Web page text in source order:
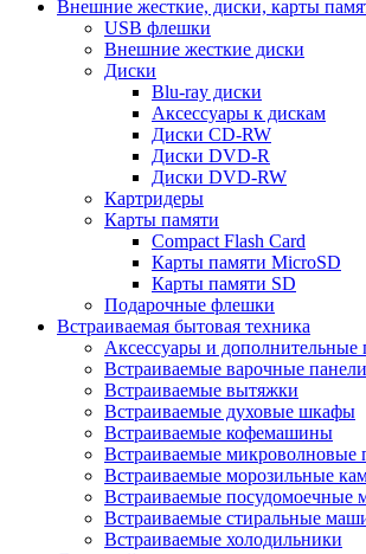
Внешние жесткие, диски, карты
USB флешки
Внешние жесткие диски
Диски
Blu-ray диски
Аксессуары к дискам
Диски CD-RW
Диски DVD-R
Диски DVD-RW
Картридеры
Карты памяти
Compact Flash Card
Карты памяти MicroSD
Карты памяти SD
Подарочные флешки
Встраиваемая бытовая техника
Аксессуары и дополнительные
Встраиваемые варочные панели
Встраиваемые вытяжки
Встраиваемые духовые шкафы
Встраиваемые кофемашины
Встраиваемые микроволновые
Встраиваемые морозильные
Встраиваемые посудомоечные
Встраиваемые стиральные
Встраиваемые холодильники